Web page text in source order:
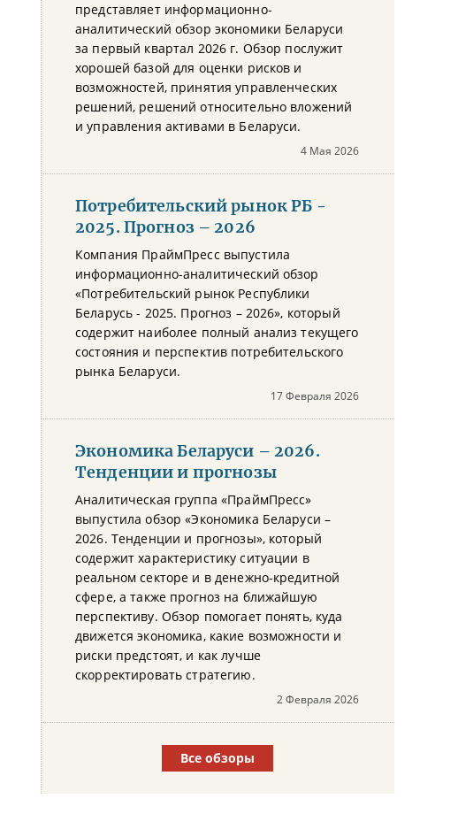
представляет информационно-
аналитический обзор экономики Беларуси
за первый квартал 2026 г. Обзор послужит
хорошей базой для оценки рисков и
возможностей, принятия управленческих
решений, решений относительно вложений
и управления активами в Беларуси.
4 Мая 2026
Потребительский рынок РБ -
2025. Прогноз – 2026
Компания ПраймПресс выпустила
информационно-аналитический обзор
«Потребительский рынок Республики
Беларусь - 2025. Прогноз – 2026», который
содержит наиболее полный анализ текущего
состояния и перспектив потребительского
рынка Беларуси.
17 Февраля 2026
Экономика Беларуси – 2026.
Тенденции и прогнозы
Аналитическая группа «ПраймПресс»
выпустила обзор «Экономика Беларуси –
2026. Тенденции и прогнозы», который
содержит характеристику ситуации в
реальном секторе и в денежно-кредитной
сфере, а также прогноз на ближайшую
перспективу. Обзор помогает понять, куда
движется экономика, какие возможности и
риски предстоят, и как лучше
скорректировать стратегию.
2 Февраля 2026
Все обзоры